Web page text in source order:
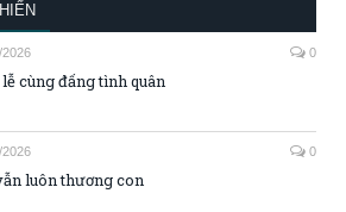
2026 0
cùng đấng tình quân
2026 0
luôn thương con